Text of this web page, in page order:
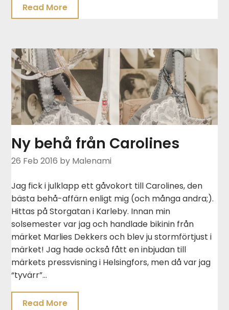
Read More
Ny behå från Carolines
26 Feb 2016 by Malenami
Jag fick i julklapp ett gåvokort till Carolines, den
bästa behå-affärn enligt mig (och många andra;).
Hittas på Storgatan i Karleby. Innan min
solsemester var jag och handlade bikinin från
märket Marlies Dekkers och blev ju stormförtjust i
märket! Jag hade också fått en inbjudan till
märkets pressvisning i Helsingfors, men då var jag
“tyvärr”…
Read More